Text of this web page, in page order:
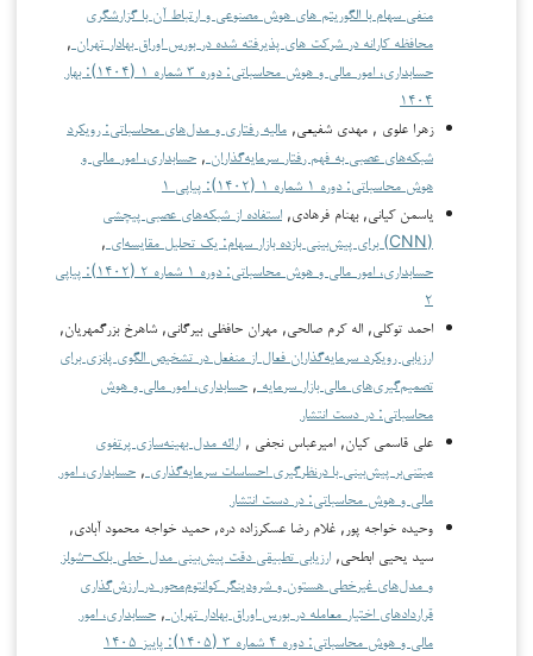
منفی سهام با الگوریتم های هوش مصنوعی و ارتباط آن با گزارشگری
محافظه کارانه در شرکت های پذیرفته شده در بورس اوراق بهادار تهران ,
حسابداری، امور مالی و هوش محاسباتی: دوره ۳ شماره ۱ (۱۴۰۴): بهار
۱۴۰۴
زهرا علوی , مهدی شفیعی, مالیه رفتاری و مدل‌های محاسباتی: رویکرد
شبکه‌های عصبی به فهم رفتار سرمایه‌گذاران , حسابداری، امور مالی و
هوش محاسباتی: دوره ۱ شماره ۱ (۱۴۰۲): پیاپی ۱
یاسمن کیانی, بهنام فرهادی, استفاده از شبکه‌های عصبی پیچشی
(CNN) برای پیش‌بینی بازده بازار سهام: یک تحلیل مقایسه‌ای
,
حسابداری، امور مالی و هوش محاسباتی: دوره ۱ شماره ۲ (۱۴۰۲): پیاپی
۲
احمد توکلی, اله کرم صالحی, مهران حافظی بیرگانی, شاهرخ بزرگمهریان,
ارزیابی رویکرد سرمایه‌گذاران فعال از منفعل در تشخیص الگوی پانزی برای
تصمیم‌گیری‌های مالی بازار سرمایه , حسابداری، امور مالی و هوش
محاسباتی: در دست انتشار
علی قاسمی کیان, امیرعباس نجفی , ارائه مدل بهینه‌سازی پرتفوی
مبتنی‌بر پیش‌بینی با درنظرگیری احساسات سرمایه‌گذاری , حسابداری، امور
مالی و هوش محاسباتی: در دست انتشار
وحیده خواجه پور, غلام رضا عسکرزاده دره, حمید خواجه محمود آبادی,
سید یحیی ابطحی, ارزیابی تطبیقی دقت پیش‌بینی مدل خطی بلک–شولز
و مدل‌های غیرخطی هستون و شرودینگر کوانتوم‌محور در ارزش‌گذاری
قراردادهای اختیار معامله در بورس اوراق بهادار تهران , حسابداری، امور
مالی و هوش محاسباتی: دوره ۴ شماره ۳ (۱۴۰۵): پاییز ۱۴۰۵